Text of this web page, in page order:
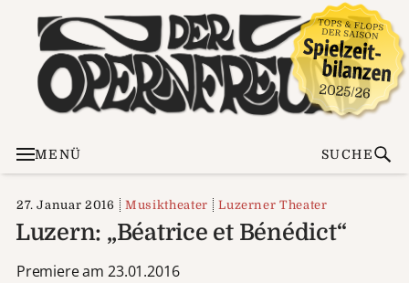
MENÜ SUCHE
27. Januar 2016 Musiktheater Luzerner Theater
Luzern: „Béatrice et Bénédict“
Premiere am 23.01.2016